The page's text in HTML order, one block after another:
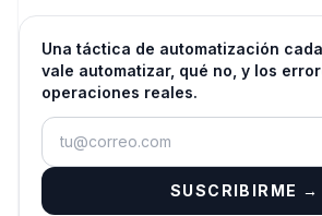
Una táctica de automatización
vale automatizar, qué no, y los
operaciones reales.
SUSCRIBIRME →